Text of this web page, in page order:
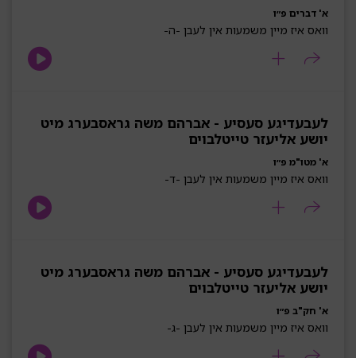
א' דברים פ״ו
וואס איז מיין משמעות אין לעבן -ה-
לעבעדיגע סעסיע - אברהם משה גראסבערג מיט
יושע אליעזר טייטלבוים
א' מטו"מ פ״ו
וואס איז מיין משמעות אין לעבן -ד-
לעבעדיגע סעסיע - אברהם משה גראסבערג מיט
יושע אליעזר טייטלבוים
א' חק"ב פ״ו
וואס איז מיין משמעות אין לעבן -ג-